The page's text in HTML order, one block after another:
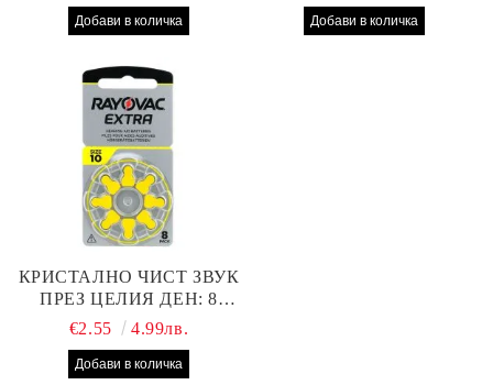
СЛУХОВ АПАРАТ С
ПРОИЗВОДИТЕЛНОСТ
КРИСТАЛНО ЧИСТ ЗВУК
ПРЕЗ ЦЕЛИЯ ДЕН: 8
БРОЯ RAYOVAC EXTRA
АПАРАТ
€2.55 4.99лв.